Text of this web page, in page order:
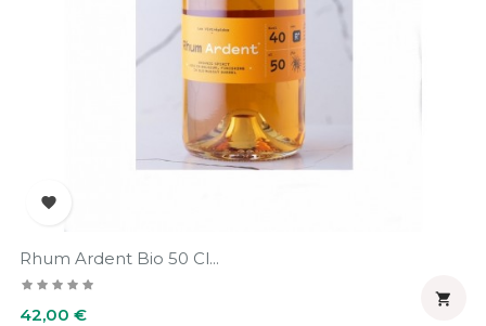

Rhum Ardent Bio 50 Cl...
Prix
42,00 €
